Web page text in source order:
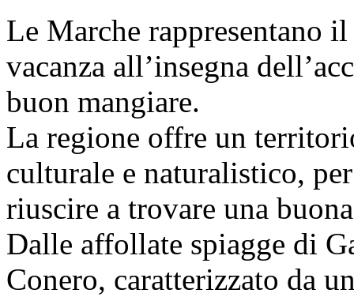
Le Marche rappresentano
vacanza all’insegna
buon mangiare.
La regione offre un
culturale e naturalistico,
riuscire a trovare una
Dalle affollate spiagge di
Conero, caratterizzato da